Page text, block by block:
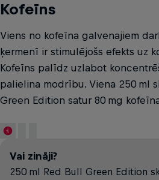
Kofeīns
Viens no kofeīna galvenajiem
ķermenī ir stimulējošs efekts uz
Kofeīns palīdz uzlabot
palielina modrību. Viena 250 ml
Green Edition satur 80 mg
Vai zināji?
250 ml Red Bull Green Edition